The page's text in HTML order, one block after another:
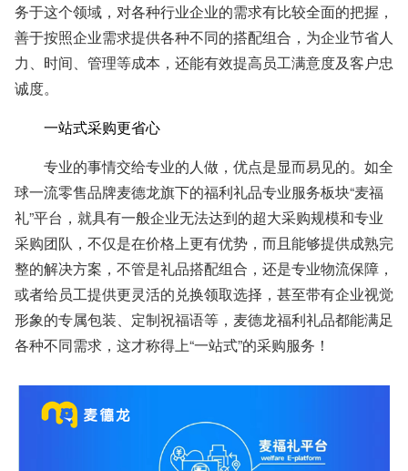
务于这个领域，对各种行业企业的需求有比较全面的把握，
善于按照企业需求提供各种不同的搭配组合，为企业节省人
力、时间、管理等成本，还能有效提高员工满意度及客户忠
诚度。
一站式采购更省心
专业的事情交给专业的人做，优点是显而易见的。如全
球一流零售品牌麦德龙旗下的福利礼品专业服务板块“麦福
礼”平台，就具有一般企业无法达到的超大采购规模和专业
采购团队，不仅是在价格上更有优势，而且能够提供成熟完
整的解决方案，不管是礼品搭配组合，还是专业物流保障，
或者给员工提供更灵活的兑换领取选择，甚至带有企业视觉
形象的专属包装、定制祝福语等，麦德龙福利礼品都能满足
各种不同需求，这才称得上“一站式”的采购服务！